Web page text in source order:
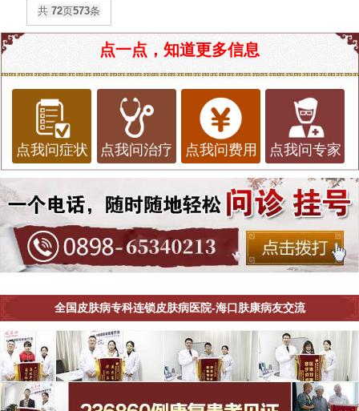
共72页573条
点一点，知道更多信息
点我问症状 点我问治疗 点我问费用 点我问专家
全国皮肤病专科连锁皮肤病医院-海口肤康病友交流